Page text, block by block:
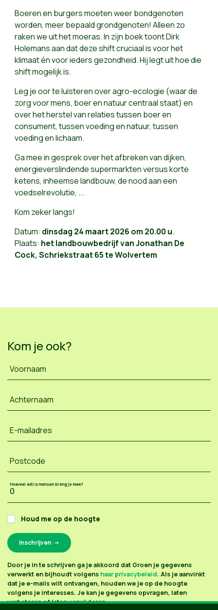
Boeren en burgers moeten weer bondgenoten
worden, meer bepaald grondgenoten! Alleen zo
raken we uit het moeras. In zijn boek toont Dirk
Holemans aan dat deze shift cruciaal is voor het
klimaat én voor ieders gezondheid. Hij legt uit hoe die
shift mogelijk is.
Leg je oor te luisteren over agro-ecologie (waar de
zorg voor mens, boer en natuur centraal staat) en
over het herstel van relaties tussen boer en
consument, tussen voeding en natuur, tussen
voeding en lichaam.
Ga mee in gesprek over het afbreken van dijken,
energieverslindende supermarkten versus korte
ketens, inheemse landbouw, de nood aan een
voedselrevolutie, ...
Kom zeker langs!
Datum: dinsdag 24 maart 2026 om 20.00 u.
Plaats: het landbouwbedrijf van Jonathan De
Cock, Schriekstraat 65 te Wolvertem
Kom je ook?
Voornaam
Achternaam
E-mailadres
Postcode
Hoeveel extra mensen breng je mee?
Houd me op de hoogte
Door je in te schrijven ga je akkoord dat Groen je gegevens
verwerkt en bijhoudt volgens haar privacybeleid. Als je aanvinkt
dat je e-mails wilt ontvangen, houden we je op de hoogte
volgens je interesses. Je kan je gegevens opvragen, laten
verbeteren of laten verwijderen.